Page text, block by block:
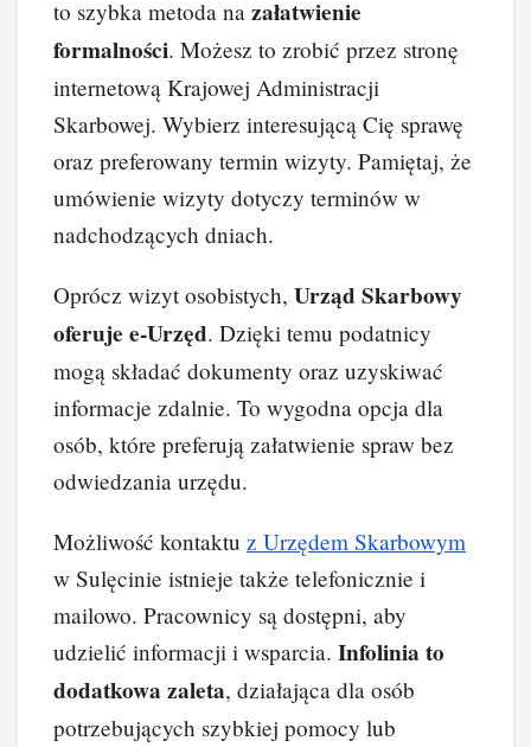
to szybka metoda na załatwienie
formalności. Możesz to zrobić przez stronę
internetową Krajowej Administracji
Skarbowej. Wybierz interesującą Cię sprawę
oraz preferowany termin wizyty. Pamiętaj, że
umówienie wizyty dotyczy terminów w
nadchodzących dniach.
Oprócz wizyt osobistych, Urząd Skarbowy
oferuje e-Urzęd. Dzięki temu podatnicy
mogą składać dokumenty oraz uzyskiwać
informacje zdalnie. To wygodna opcja dla
osób, które preferują załatwienie spraw bez
odwiedzania urzędu.
Możliwość kontaktu z Urzędem Skarbowym
w Sulęcinie istnieje także telefonicznie i
mailowo. Pracownicy są dostępni, aby
udzielić informacji i wsparcia. Infolinia to
dodatkowa zaleta, działająca dla osób
potrzebujących szybkiej pomocy lub